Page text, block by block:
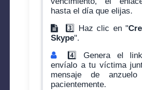
hasta el día que elijas.
3️⃣ Haz clic en "
Skype".
4️⃣ Genera el
envíalo a tu víctima
mensaje de
pacientemente.